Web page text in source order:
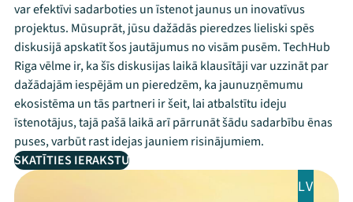
var efektīvi sadarboties un īstenot jaunus un inovatīvus
projektus. Mūsuprāt, jūsu dažādās pieredzes lieliski spēs
diskusijā apskatīt šos jautājumus no visām pusēm. TechHub
Riga vēlme ir, ka šīs diskusijas laikā klausītāji var uzzināt par
dažādajām iespējām un pieredzēm, ka jaunuzņēmumu
ekosistēma un tās partneri ir šeit, lai atbalstītu ideju
īstenotājus, tajā pašā laikā arī pārrunāt šādu sadarbību ēnas
puses, varbūt rast idejas jauniem risinājumiem.
SKATĪTIES IERAKSTU
LV